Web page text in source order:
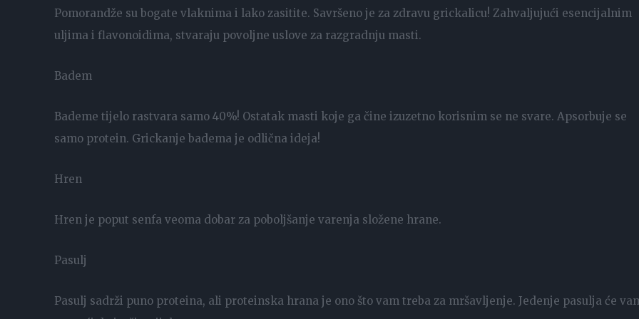
Pomorandže su bogate vlaknima i lako zasitite. Savršeno je za zdravu grickalicu! Zahvaljujući esencijalnim
uljima i flavonoidima, stvaraju povoljne uslove za razgradnju masti.
Badem
Bademe tijelo rastvara samo 40%! Ostatak masti koje ga čine izuzetno korisnim se ne svare. Apsorbuje se
samo protein. Grickanje badema je odlična ideja!
Hren
Hren je poput senfa veoma dobar za poboljšanje varenja složene hrane.
Pasulj
Pasulj sadrži puno proteina, ali proteinska hrana je ono što vam treba za mršavljenje. Jedenje pasulja će